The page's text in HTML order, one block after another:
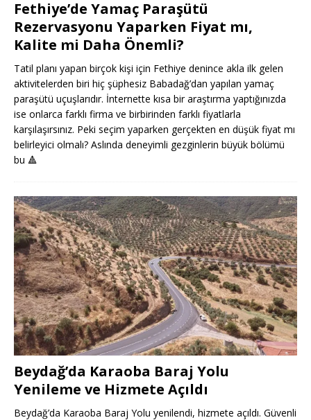
Fethiye’de Yamaç Paraşütü
Rezervasyonu Yaparken Fiyat mı,
Kalite mi Daha Önemli?
Tatil planı yapan birçok kişi için Fethiye denince akla ilk gelen
aktivitelerden biri hiç şüphesiz Babadağ’dan yapılan yamaç
paraşütü uçuşlarıdır. İnternette kısa bir araştırma yaptığınızda
ise onlarca farklı firma ve birbirinden farklı fiyatlarla
karşılaşırsınız. Peki seçim yaparken gerçekten en düşük fiyat mı
belirleyici olmalı? Aslında deneyimli gezginlerin büyük bölümü
bu 🔺
Beydağ’da Karaoba Baraj Yolu
Yenileme ve Hizmete Açıldı
Beydağ’da Karaoba Baraj Yolu yenilendi, hizmete açıldı. Güvenli